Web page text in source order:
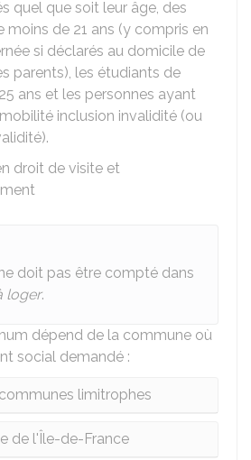
quel que soit leur âge, des
moins de 21 ans (y compris en
si déclarés au domicile de
parents), les étudiants de
ans et les personnes ayant
inclusion invalidité (ou
droit de visite et
doit pas être compté dans
loger.
dépend de la commune où
social demandé :
limitrophes
de l'Île-de-France